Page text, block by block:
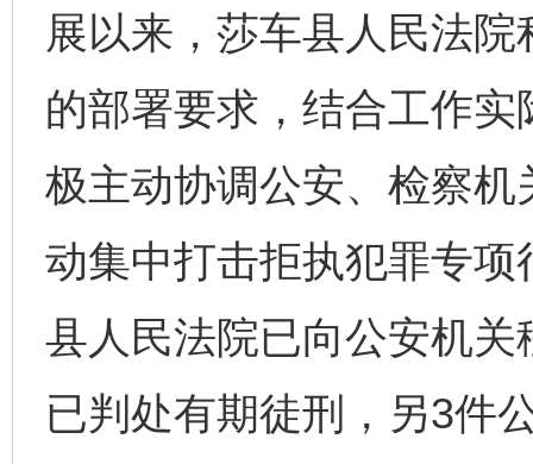
展以来，莎车县人民法
的部署要求，结合工作实
极主动协调公安、检察
动集中打击拒执犯罪专
县人民法院已向公安机
已判处有期徒刑，另3件